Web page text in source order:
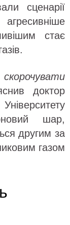
сценарії
стає
доктор
шар,
другим за
газом